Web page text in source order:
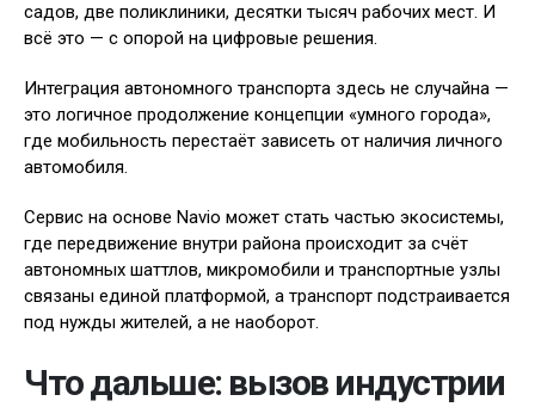
садов, две поликлиники, десятки тысяч рабочих мест. И
всё это — с опорой на цифровые решения.
Интеграция автономного транспорта здесь не случайна —
это логичное продолжение концепции «умного города»,
где мобильность перестаёт зависеть от наличия личного
автомобиля.
Сервис на основе Navio может стать частью экосистемы,
где передвижение внутри района происходит за счёт
автономных шаттлов, микромобили и транспортные узлы
связаны единой платформой, а транспорт подстраивается
под нужды жителей, а не наоборот.
Что дальше: вызов индустрии